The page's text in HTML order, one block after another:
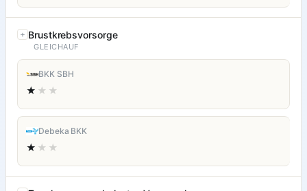
Brustkrebsvorsorge
GLEICHAUF
BKK SBH
★ ★★
Debeka BKK
★ ★★